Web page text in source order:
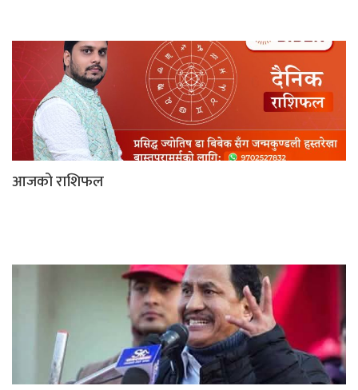
आजको राशिफल